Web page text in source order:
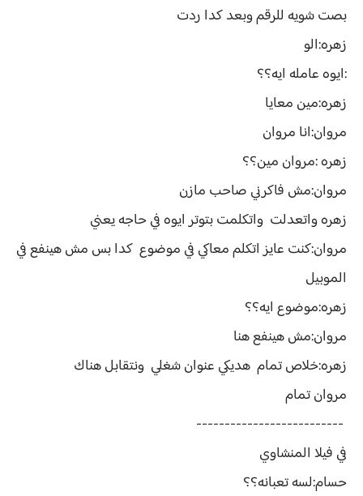
بصت شويه للرقم وبعد كدا ردت
زهره:الو
:ايوه عامله ايه؟؟
زهره:مين معايا
مروان:انا مروان
زهره :مروان مين؟؟
مروان:مش فاكرني صاحب مازن
زهره واتعدلت واتكلمت بتوتر ايوه في حاجه يعني
مروان:كنت عايز اتكلم معاكي في موضوع كدا بس مش هينفع في
الموبيل
زهره:موضوع ايه؟؟
مروان:مش هينفع هنا
زهره:خلاص تمام هديكي عنوان شغلي ونتقابل هناك
مروان تمام
--------------------------
في فيلا المنشاوي
حسام:لسه تعبانه؟؟